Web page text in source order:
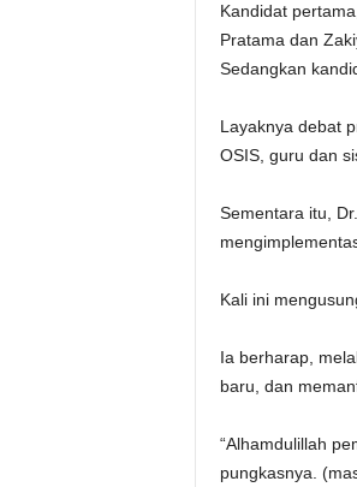
Kandidat
Pratama dan
Sedangkan
Layaknya debat
OSIS, guru dan
Sementara itu,
Kali ini
Ia berharap,
baru, dan
“Alhamdulillah
pungkasnya.